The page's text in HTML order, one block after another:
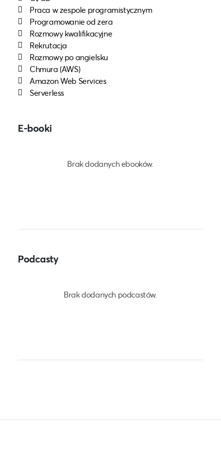
Praca w zespole programistycznym
Programowanie od zera
Rozmowy kwalifikacyjne
Rekrutacja
Rozmowy po angielsku
Chmura (AWS)
Amazon Web Services
Serverless
E-booki
Brak dodanych ebooków.
Podcasty
Brak dodanych podcastów.